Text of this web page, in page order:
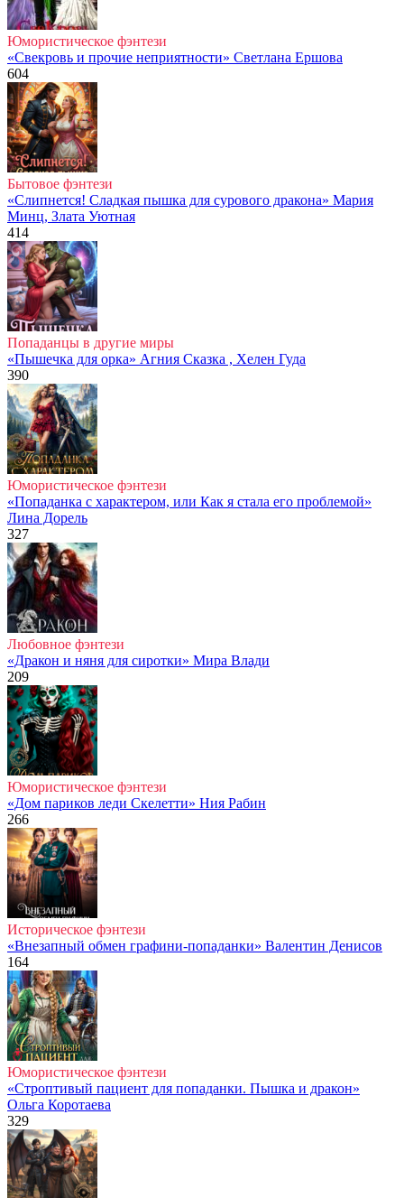
Юмористическое фэнтези
«Свекровь и прочие неприятности» Светлана Ершова
604
Бытовое фэнтези
«Слипнется! Сладкая пышка для сурового дракона» Мария
Минц, Злата Уютная
414
Попаданцы в другие миры
«Пышечка для орка» Агния Сказка , Хелен Гуда
390
Юмористическое фэнтези
«Попаданка с характером, или Как я стала его проблемой»
Лина Дорель
327
Любовное фэнтези
«Дракон и няня для сиротки» Мира Влади
209
Юмористическое фэнтези
«Дом париков леди Скелетти» Ния Рабин
266
Историческое фэнтези
«Внезапный обмен графини-попаданки» Валентин Денисов
164
Юмористическое фэнтези
«Строптивый пациент для попаданки. Пышка и дракон»
Ольга Коротаева
329